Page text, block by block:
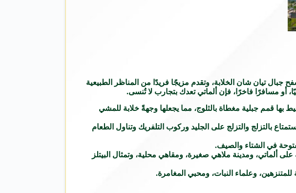
جبال تيان شان الخلابة، وتقدم مزيجًا فريدًا من المناظر الطبيعية
أو مسافرًا فاخرًا، فإن ألماتي تعدك بتجارب لا تُنسى.
بحيرة جبال الألب الفيروزية تقع على بُعد حوالي 25 كم من المدينة على ارتفاع 2500 متر. تحيط بها قمم جبلية مغطاة بالثلوج، مما يجعلها وجهةً خلابة للمشي
بالتزلج والتزلج على الجليد وركوب التلفريك وتناول الطعام
في الشتاء والصيف.
ألماتي، ومدينة ملاهي صغيرة، ومقاهي محلية، وتمثال البيتلز
للمتنزهين، وعلماء النبات، ومحبي المغامرة.